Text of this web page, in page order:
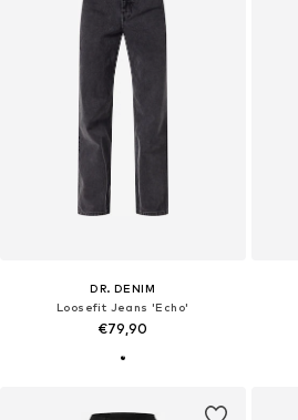
DR. DENIM
Loosefit Jeans 'Echo'
€79,90